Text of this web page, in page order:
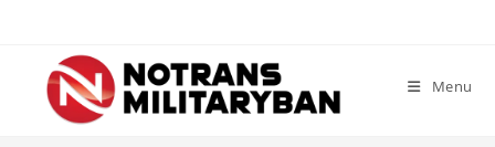
content
Menu